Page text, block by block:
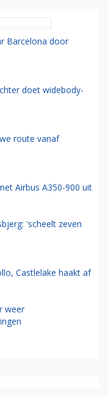
Barcelona door
doet widebody-
route vanaf
Airbus A350-900 uit
'scheelt zeven
Castlelake haakt af
weer